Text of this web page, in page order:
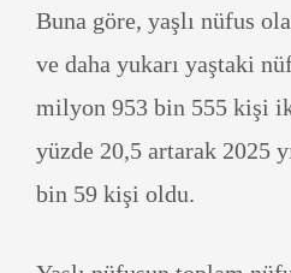
Buna göre, yaşlı nüfus
ve daha yukarı yaştaki
milyon 953 bin 555 kişi
yüzde 20,5 artarak 2025
bin 59 kişi oldu.